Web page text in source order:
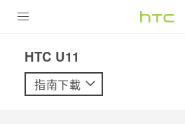
VIVE
HTC U11‎
指南下載